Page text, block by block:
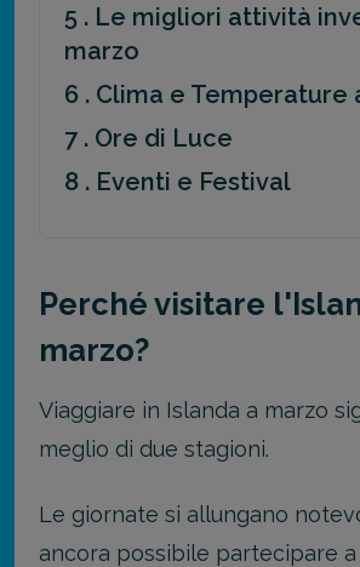
5 . Le migliori attività
marzo
6 . Clima e Temperature
7 . Ore di Luce
8 . Eventi e Festival
Perché visitare
marzo?
Viaggiare in Islanda a marzo
meglio di due stagioni.
Le giornate si allungano
ancora possibile partecipare